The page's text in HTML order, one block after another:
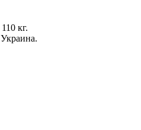
110 кг.
Украина.